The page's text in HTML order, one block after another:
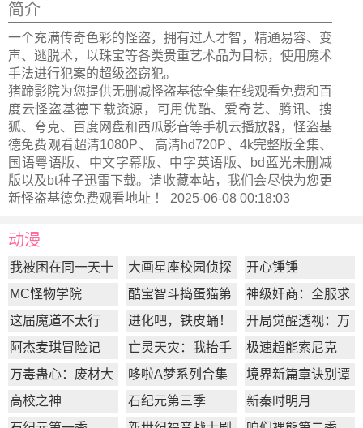
简介
一个充满传奇色彩的怪盗，拥有过人才智，精通易容、变
声、逃脱术，以珠宝等各类贵重艺术品为目标，使用魔术
手法进行犯案的超级盗窃犯。
猪蹄影院为您提供无删减怪盗基德全集在线观看免费和百
度云怪盗基德下载资源，可用优酷、爱奇艺、腾讯、搜
狐、夸克、百度网盘和西瓜影音等手机云播放器，怪盗基
德免费观看超清1080P、 高清hd720P、4k完整版全集、
国语粤语版、中文字幕版、中字英语版、bd蓝光未删减
版以及bt种子迅雷下载。请收藏本站，我们会尽快为您更
新怪盗基德免费观看地址 ！ 2025-06-08 00:18:03
动漫
我被困在同一天十
万年
大画星座校园侦探
第2季
开心锤锤
MC怪物学院
酷宝智斗捣蛋猫第
1季
神级奸商：全服求
我别薅了
这届魔道不太行 进化吧，铁皮蛹！
开局觉醒透视：万
物皆透,我即无敌
阿杰麦琪冒险记
亡灵天灾：我抬手
百万骨海
极速超能索尼克
万毒蛊心：废材大
小姐杀疯了
哆啦A梦系列合集
境界新篇章诀别谭
篇
高校之神 石纪元第三季
新秦时明月